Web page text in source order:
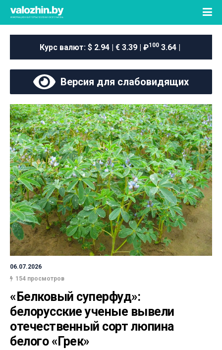
Курс валют: $ 2.94 | € 3.39 | ₽100 3.64 |
Версия для слабовидящих
06.07.2026
154 просмотров
«Белковый суперфуд»:
белорусские ученые вывели
отечественный сорт люпина
белого «Грек»